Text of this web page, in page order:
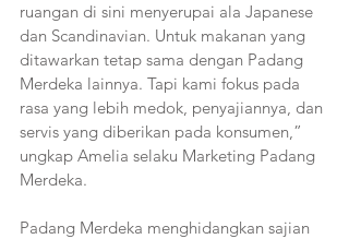
ruangan di sini menyerupai ala Japanese
dan Scandinavian. Untuk makanan yang
ditawarkan tetap sama dengan Padang
Merdeka lainnya. Tapi kami fokus pada
rasa yang lebih medok, penyajiannya, dan
servis yang diberikan pada konsumen,”
ungkap Amelia selaku Marketing Padang
Merdeka.
Padang Merdeka menghidangkan sajian